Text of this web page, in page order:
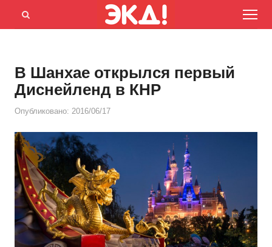
Menu
Открыть
В Шанхае открылся первый
Диснейленд в КНР
Опубликовано: 2016/06/17